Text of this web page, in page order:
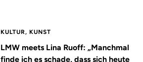
KULTUR, KUNST
LMW meets Lina Ruoff: „Manchmal
finde ich es schade, dass sich heute